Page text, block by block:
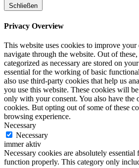
Schließen
Privacy Overview
This website uses cookies to improve
navigate through the website. Out of
categorized as necessary are stored on
essential for the working of basic
also use third-party cookies that help us
you use this website. These cookies will
only with your consent. You also have the
cookies. But opting out of some of these
browsing experience.
Necessary
Necessary
immer aktiv
Necessary cookies are absolutely essential
function properly. This category only